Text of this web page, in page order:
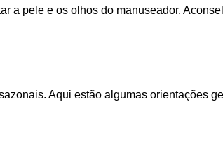
a pele e os olhos do manuseador.
Aqui estão algumas orientações